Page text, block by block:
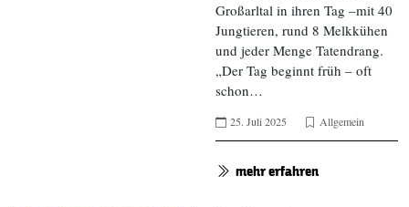
Großarltal in ihren Tag –mit 40
Jungtieren, rund 8 Melkkühen
und jeder Menge Tatendrang.
„Der Tag beginnt früh – oft
schon…
25. Juli 2025 Allgemein
mehr erfahren